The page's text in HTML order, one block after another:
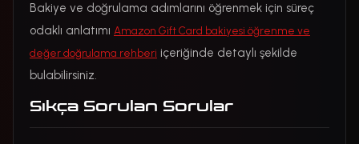
Bakiye ve doğrulama adımlarını öğrenmek için süreç
odaklı anlatımı Amazon Gift Card bakiyesi öğrenme ve
değer doğrulama rehberi içeriğinde detaylı şekilde
bulabilirsiniz.
Sıkça Sorulan Sorular